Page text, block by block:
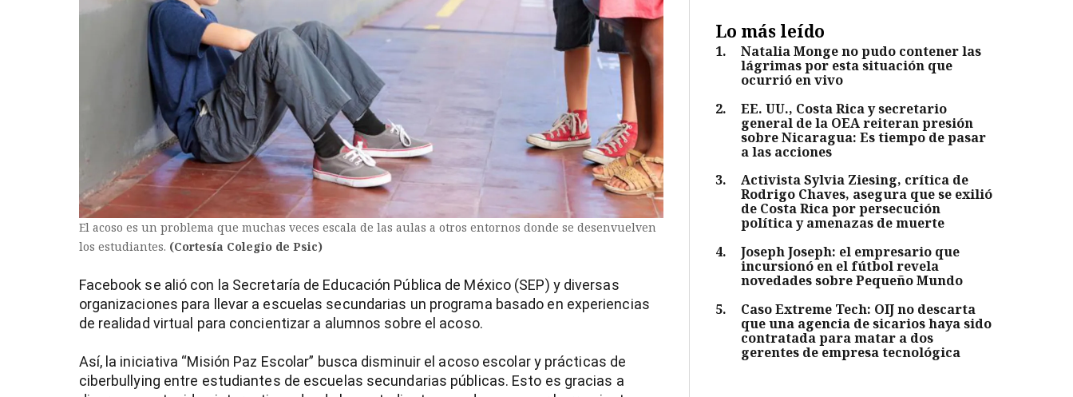
El acoso es un problema que muchas veces escala de las aulas a otros entornos donde se desenvuelven
los estudiantes. (Cortesía Colegio de Psic)
Facebook se alió con la Secretaría de Educación Pública de México (SEP) y diversas
organizaciones para llevar a escuelas secundarias un programa basado en experiencias
de realidad virtual para concientizar a alumnos sobre el acoso.
Así, la iniciativa “Misión Paz Escolar” busca disminuir el acoso escolar y prácticas de
ciberbullying entre estudiantes de escuelas secundarias públicas. Esto es gracias a
Lo más leído
1.
Natalia Monge no pudo contener las
lágrimas por esta situación que
ocurrió en vivo
2.
EE. UU., Costa Rica y secretario
general de la OEA reiteran presión
sobre Nicaragua: Es tiempo de pasar
a las acciones
3.
Activista Sylvia Ziesing, crítica de
Rodrigo Chaves, asegura que se exilió
de Costa Rica por persecución
política y amenazas de muerte
4.
Joseph Joseph: el empresario que
incursionó en el fútbol revela
novedades sobre Pequeño Mundo
5.
Caso Extreme Tech: OIJ no descarta
que una agencia de sicarios haya sido
contratada para matar a dos
gerentes de empresa tecnológica